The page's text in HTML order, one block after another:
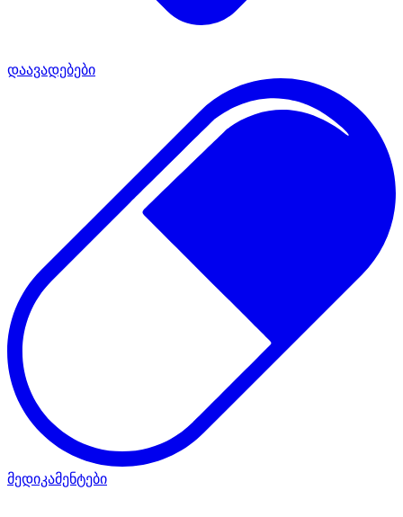
დაავადებები
მედიკამენტები